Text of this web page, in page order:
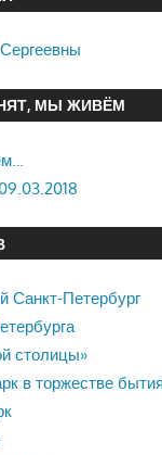
МЫ ЖИВЁМ
Санкт-Петербург
столицы»
в торжестве